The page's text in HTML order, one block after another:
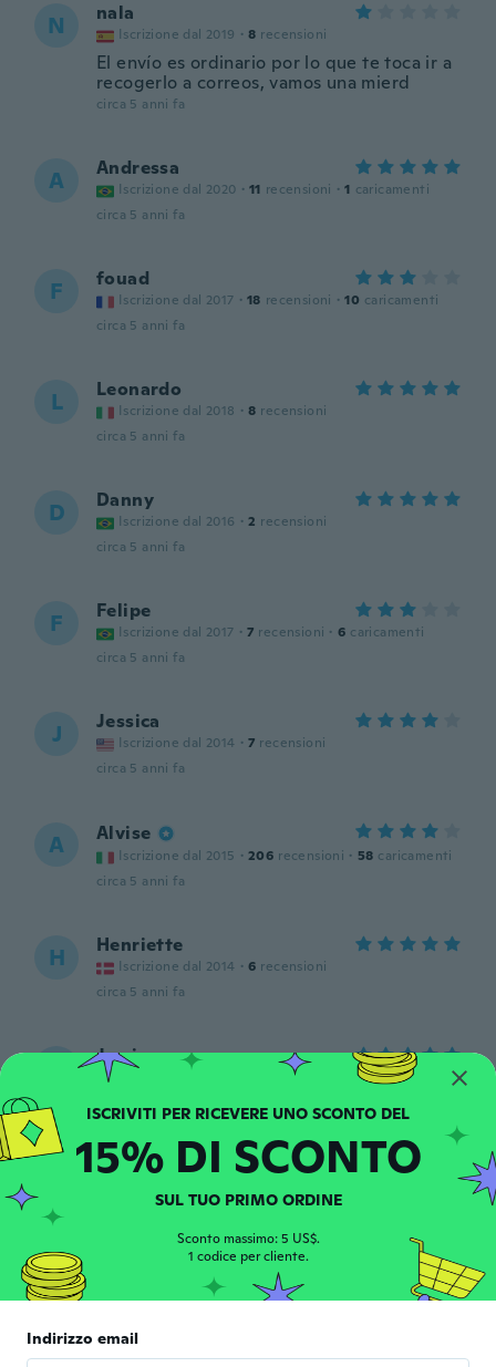
N nala
Iscrizione dal 2019 · 8 recensioni
El envío es ordinario por lo que te toca ir a
recogerlo a correos, vamos una mierd
circa 5 anni fa
A Andressa
Iscrizione dal 2020 · 11 recensioni · 1 caricamenti
circa 5 anni fa
F fouad
Iscrizione dal 2017 · 18 recensioni · 10 caricamenti
circa 5 anni fa
L Leonardo
Iscrizione dal 2018 · 8 recensioni
circa 5 anni fa
D Danny
Iscrizione dal 2016 · 2 recensioni
circa 5 anni fa
F Felipe
Iscrizione dal 2017 · 7 recensioni · 6 caricamenti
circa 5 anni fa
J Jessica
Iscrizione dal 2014 · 7 recensioni
circa 5 anni fa
A Alvise
Iscrizione dal 2015 · 206 recensioni · 58 caricamenti
circa 5 anni fa
H Henriette
Iscrizione dal 2014 · 6 recensioni
circa 5 anni fa
Jamie
recensioni
Fits perfectly depending upon the whole
L Laercio
circa 5 anni fa
Wilfrid
J'adore discret et joli il ne fait pas mal...
15% DI SCONTO
SUL TUO PRIMO ORDINE
Sconto massimo: 5 US$.
1 codice per cliente.
Indirizzo email